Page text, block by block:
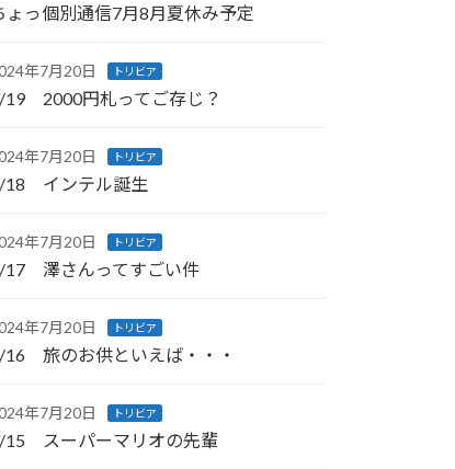
ょっ個別通信7月8月夏休み予定
年7月20日 トリビア
19 2000円札ってご存じ？
年7月20日 トリビア
18 インテル誕生
年7月20日 トリビア
17 澤さんってすごい件
年7月20日 トリビア
16 旅のお供といえば・・・
年7月20日 トリビア
15 スーパーマリオの先輩